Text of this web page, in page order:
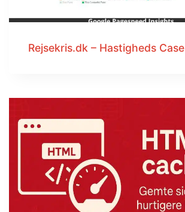
Rejsekris.dk – Hastigheds Case